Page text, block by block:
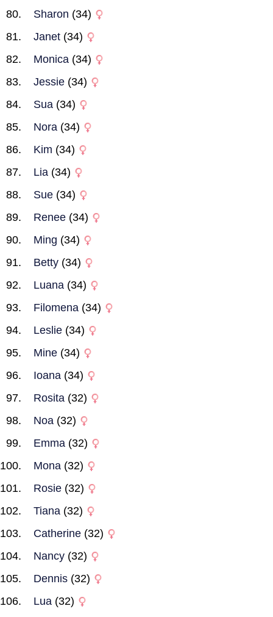
Sharon (34)
Janet (34)
Monica (34)
Jessie (34)
Sua (34)
Nora (34)
Kim (34)
Lia (34)
Sue (34)
Renee (34)
Ming (34)
Betty (34)
Luana (34)
Filomena (34)
Leslie (34)
Mine (34)
Ioana (34)
Rosita (32)
Noa (32)
Emma (32)
Mona (32)
Rosie (32)
Tiana (32)
Catherine (32)
Nancy (32)
Dennis (32)
Lua (32)